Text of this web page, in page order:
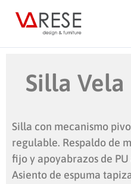
Silla Vela
Silla con mecanismo
regulable. Respaldo de
fijo y apoyabrazos de
Asiento de espuma